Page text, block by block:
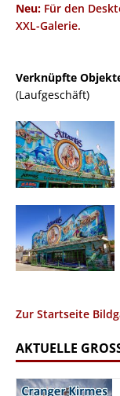
Neu: Für den
XXL-Galerie.
Verknüpfte
(Laufgeschäft)
Zur Startseite
AKTUELLE